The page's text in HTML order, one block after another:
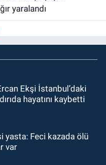
yaralandı
söküp indirdi
Ekşi İstanbul’daki
hayatını kaybetti
yasta: Feci kazada ölü
var